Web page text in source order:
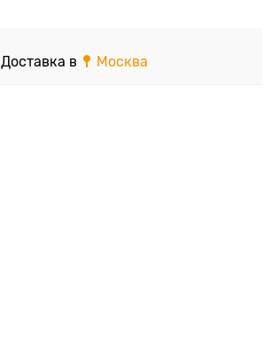
Доставка в Москва